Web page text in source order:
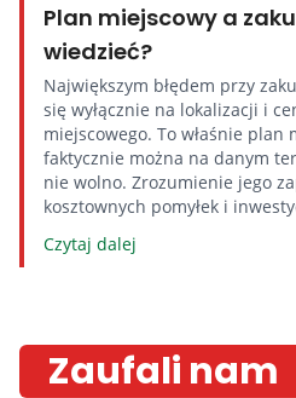
Plan miejscowy a
wiedzieć?
Największym błędem przy
się wyłącznie na lokalizacji i
miejscowego. To właśnie plan
faktycznie można na danym
nie wolno. Zrozumienie jego
kosztownych pomyłek i
Czytaj dalej
Zaufali nam